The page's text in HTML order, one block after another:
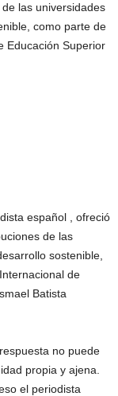
las universidades
como parte de
Educación Superior
español , ofreció
de las
sostenible,
de
Batista
no puede
propia y ajena.
el periodista